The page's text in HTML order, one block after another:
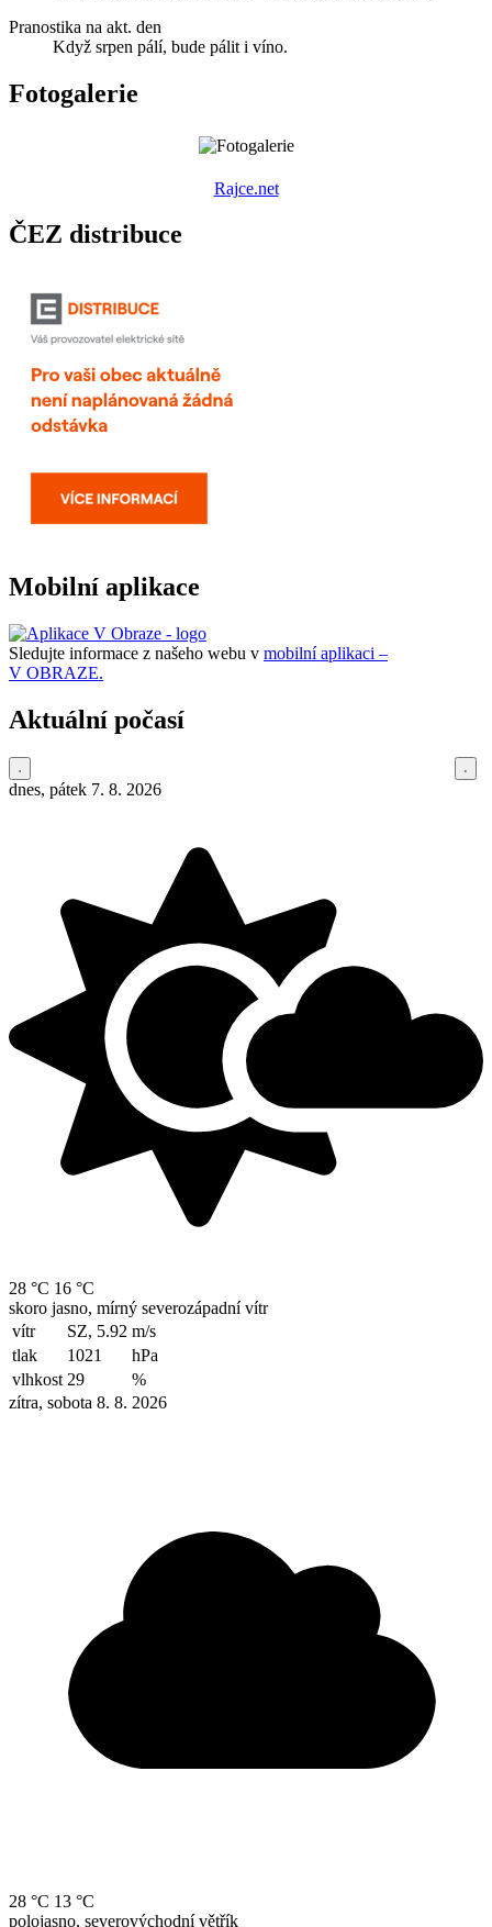
Pranostika na akt. den
Když srpen pálí, bude pálit i víno.
Fotogalerie
Rajce.net
ČEZ distribuce
Mobilní aplikace
Sledujte informace z našeho webu v mobilní aplikaci –
V OBRAZE.
Aktuální počasí
dnes, pátek 7. 8. 2026
28 °C 16 °C
skoro jasno, mírný severozápadní vítr
vítr
SZ, 5.92 m/s
tlak
1021
hPa
vlhkost 29
%
zítra, sobota 8. 8. 2026
28 °C 13 °C
polojasno, severovýchodní větřík